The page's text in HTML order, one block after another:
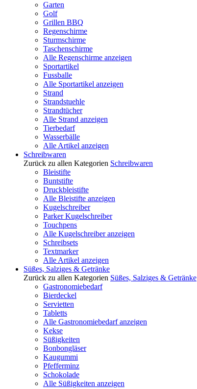
Garten
Golf
Grillen BBQ
Regenschirme
Sturmschirme
Taschenschirme
Alle Regenschirme anzeigen
Sportartikel
Fussballe
Alle Sportartikel anzeigen
Strand
Strandstuehle
Strandtücher
Alle Strand anzeigen
Tierbedarf
Wasserbälle
Alle Artikel anzeigen
Schreibwaren
Zurück zu allen Kategorien Schreibwaren
Bleistifte
Buntstifte
Druckbleistifte
Alle Bleistifte anzeigen
Kugelschreiber
Parker Kugelschreiber
Touchpens
Alle Kugelschreiber anzeigen
Schreibsets
Textmarker
Alle Artikel anzeigen
Süßes, Salziges & Getränke
Zurück zu allen Kategorien Süßes, Salziges & Getränke
Gastronomiebedarf
Bierdeckel
Servietten
Tabletts
Alle Gastronomiebedarf anzeigen
Kekse
Süßigkeiten
Bonbongläser
Kaugummi
Pfefferminz
Schokolade
Alle Süßigkeiten anzeigen